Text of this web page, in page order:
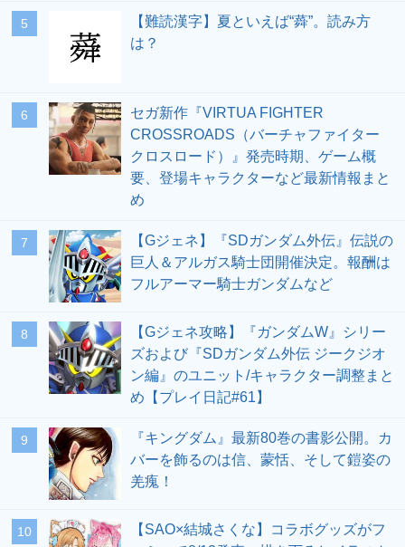
5
【難読漢字】夏といえば“蕣”。読み方
は？
6
セガ新作『VIRTUA FIGHTER
CROSSROADS（バーチャファイター
クロスロード）』発売時期、ゲーム概
要、登場キャラクターなど最新情報まと
め
7
【Gジェネ】『SDガンダム外伝』伝説の
巨人＆アルガス騎士団開催決定。報酬は
フルアーマー騎士ガンダムなど
8
【Gジェネ攻略】『ガンダムW』シリー
ズおよび『SDガンダム外伝 ジークジオ
ン編』のユニット/キャラクター調整まと
め【プレイ日記#61】
9
『キングダム』最新80巻の書影公開。カ
バーを飾るのは信、蒙恬、そして鎧姿の
羌瘣！
10
【SAO×結城さくな】コラボグッズがフ